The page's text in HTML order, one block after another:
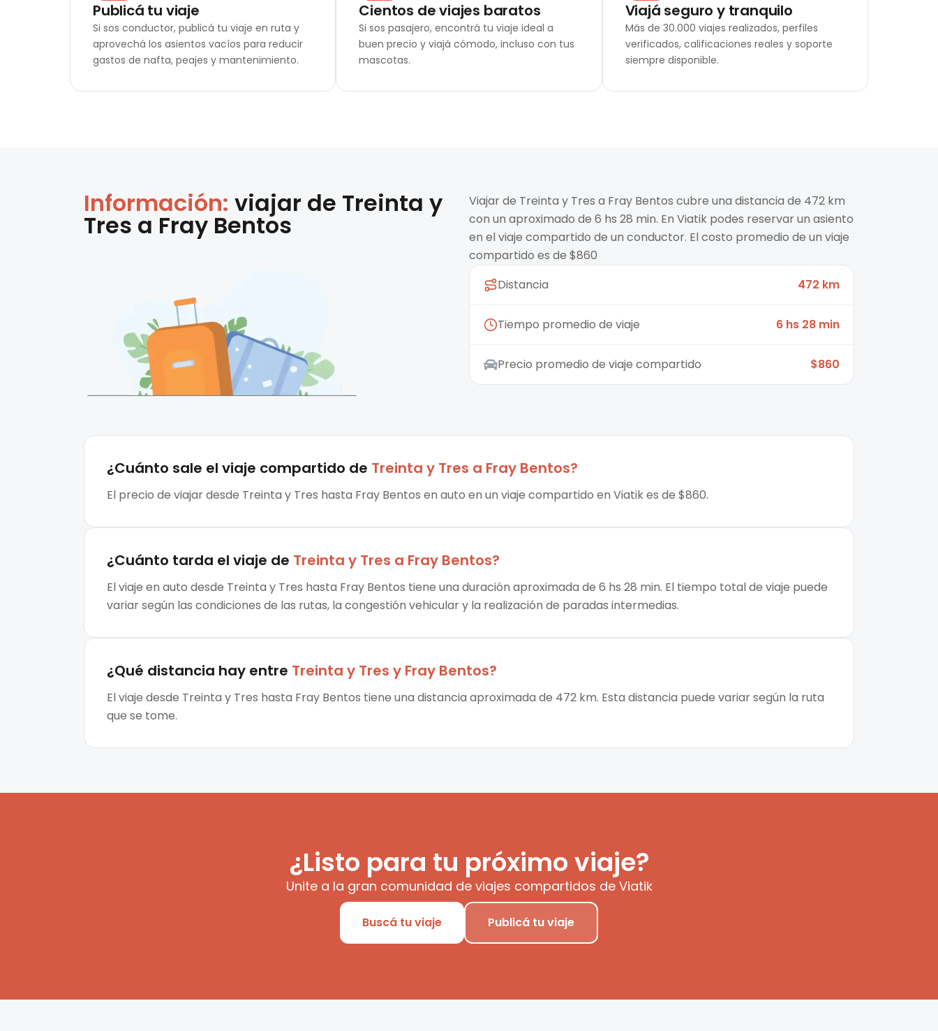
Publicá tu viaje
Si sos conductor, publicá tu viaje en ruta y
aprovechá los asientos vacíos para reducir
gastos de nafta, peajes y mantenimiento.
Cientos de viajes baratos
Si sos pasajero, encontrá tu viaje ideal a
buen precio y viajá cómodo, incluso con tus
mascotas.
Viajá seguro y tranquilo
Más de 30.000 viajes realizados, perfiles
verificados, calificaciones reales y soporte
siempre disponible.
Información: viajar de Treinta y
Tres a Fray Bentos
Viajar de Treinta y Tres a Fray Bentos cubre una distancia de 472 km
con un aproximado de 6 hs 28 min. En Viatik podes reservar un asiento
en el viaje compartido de un conductor. El costo promedio de un viaje
compartido es de $860
Distancia
472 km
Tiempo promedio de viaje 6 hs 28 min
Precio promedio de viaje compartido $860
¿Cuánto sale el viaje compartido de Treinta y Tres a Fray Bentos?
El precio de viajar desde Treinta y Tres hasta Fray Bentos en auto en un viaje compartido en Viatik es de $860.
¿Cuánto tarda el viaje de Treinta y Tres a Fray Bentos?
El viaje en auto desde Treinta y Tres hasta Fray Bentos tiene una duración aproximada de 6 hs 28 min. El tiempo total de viaje puede
variar según las condiciones de las rutas, la congestión vehicular y la realización de paradas intermedias.
¿Qué distancia hay entre Treinta y Tres y Fray Bentos?
El viaje desde Treinta y Tres hasta Fray Bentos tiene una distancia aproximada de 472 km. Esta distancia puede variar según la ruta
que se tome.
¿Listo para tu próximo viaje?
Unite a la gran comunidad de viajes compartidos de Viatik
Buscá tu viaje Publicá tu viaje